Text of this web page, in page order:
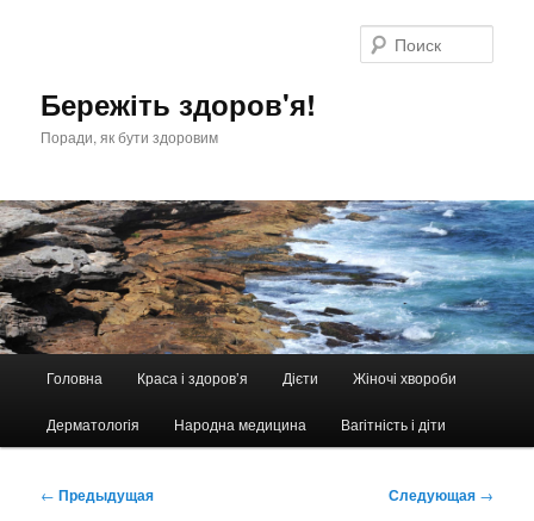
Бережіть здоров'я!
Поради, як бути здоровим
Головна Краса і здоров’я Дієти Жіночі хвороби
Дерматологія Народна медицина Вагітність і діти
Навигация
← Предыдущая Следующая →